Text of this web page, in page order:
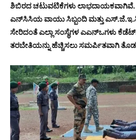
ಶಿಬಿರದ ಚಟುವಟಿಕೆಗಳು ಲಾಭದಾಯಕವಾಗಿವೆ.
ಎನ್‌ಸಿಸಿಯ ವಾಯು ಸಿಬ್ಬಂದಿ ಮತ್ತು
ಸೇರಿದಂತೆ ಎಲ್ಲಾ ಸಂಸ್ಥೆಗಳ ಎಎನ್‌ಒಗಳು
ತರಬೇತಿಯನ್ನು ಹೆಚ್ಚಿಸಲು ಸಮರ್ಪಿತವಾಗಿ